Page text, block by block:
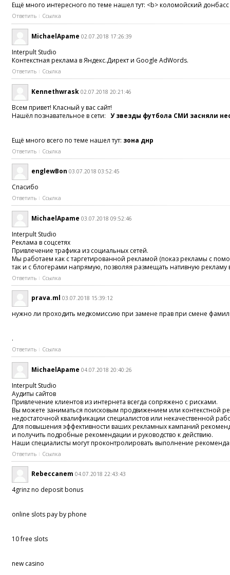
Ещё много интересного по теме нашел тут: <b> коломойский
Ответить Ссылка
MichaelApame 02.07.2018 17:26:39
Interpult Studio
Контекстная реклама в Яндекс.Директ и Google AdWords.
Ответить Ссылка
Kennethwrask 02.07.2018 20:21:46
Всем привет! Класный у вас сайт!
Нашёл познавательное в сети: У звезды футбола СМИ засняли
Ещё много всего по теме нашел тут: зона днр
Ответить Ссылка
englewBon 03.07.2018 03:52:45
Спасибо
Ответить Ссылка
MichaelApame 03.07.2018 09:52:46
Interpult Studio
Реклама в соцсетях
Привлечение трафика из социальных сетей.
Мы работаем как с таргетированной рекламой (показ рекламы с
так и с блогерами напрямую, позволяя размещать нативную рекламу
Ответить Ссылка
prava.ml 03.07.2018 15:39:12
нужно ли проходить медкомиссию при замене прав при смене
.
Ответить Ссылка
MichaelApame 04.07.2018 20:40:26
Interpult Studio
Аудиты сайтов
Привлечение клиентов из интернета всегда сопряжено с рисками.
Вы можете заниматься поисковым продвижением или контекстной
недостаточной квалификации специалистов или некачественной
Для повышения эффективности ваших рекламных кампаний
и получить подробные рекомендации и руководство к действию.
Наши специалисты могут проконтролировать выполнение
Ответить Ссылка
Rebeccanem 04.07.2018 22:43:43
4grinz no deposit bonus
online slots pay by phone
10 free slots
new casino